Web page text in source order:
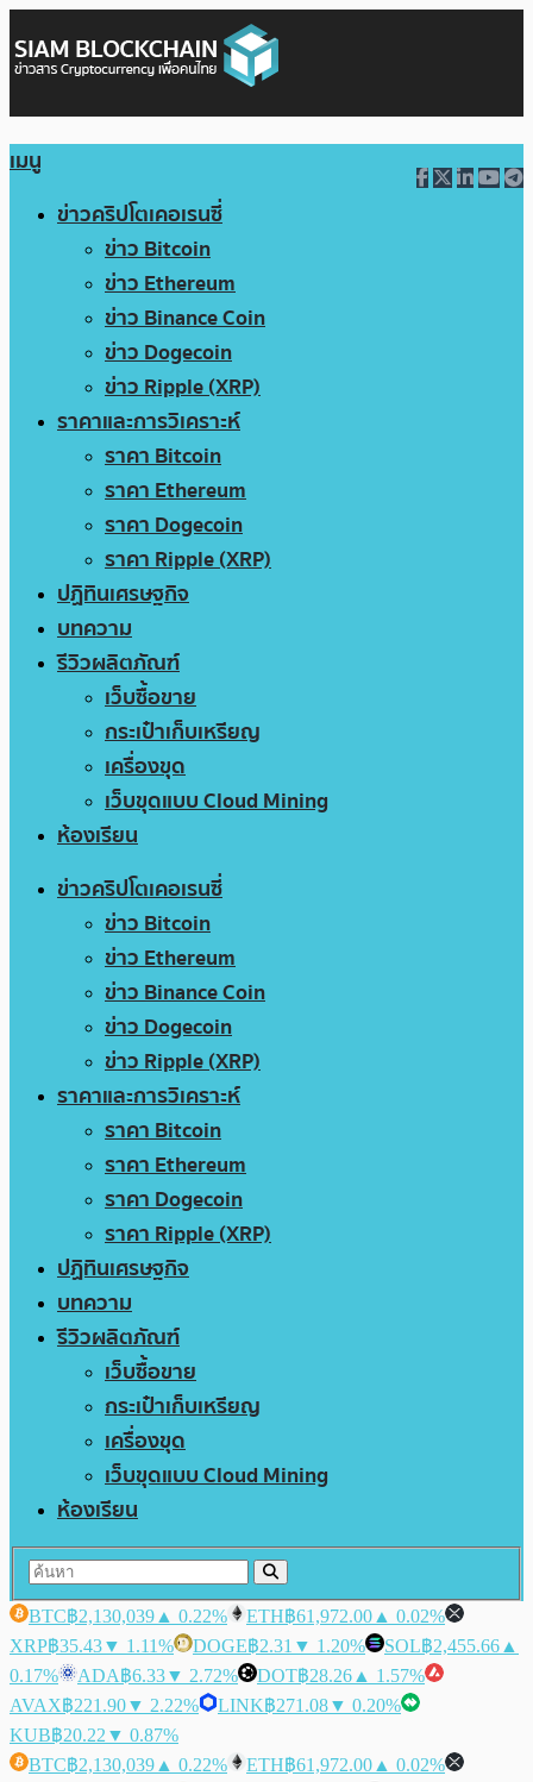
เมนู
ข่าวคริปโตเคอเรนซี่
ข่าว Bitcoin
ข่าว Ethereum
ข่าว Binance Coin
ข่าว Dogecoin
ข่าว Ripple (XRP)
ราคาและการวิเคราะห์
ราคา Bitcoin
ราคา Ethereum
ราคา Dogecoin
ราคา Ripple (XRP)
ปฏิทินเศรษฐกิจ
บทความ
รีวิวผลิตภัณฑ์
เว็บซื้อขาย
กระเป๋าเก็บเหรียญ
เครื่องขุด
เว็บขุดแบบ Cloud Mining
ห้องเรียน
ข่าวคริปโตเคอเรนซี่
ข่าว Bitcoin
ข่าว Ethereum
ข่าว Binance Coin
ข่าว Dogecoin
ข่าว Ripple (XRP)
ราคาและการวิเคราะห์
ราคา Bitcoin
ราคา Ethereum
ราคา Dogecoin
ราคา Ripple (XRP)
ปฏิทินเศรษฐกิจ
บทความ
รีวิวผลิตภัณฑ์
เว็บซื้อขาย
กระเป๋าเก็บเหรียญ
เครื่องขุด
เว็บขุดแบบ Cloud Mining
ห้องเรียน
BTC฿2,130,039 ▲ 0.22% ETH฿61,972.00 ▲ 0.02%
XRP฿35.43▼ 1.11% DOGE฿2.31 ▼ 1.20% SOL฿2,455.66 ▲
0.17%
ADA฿6.33▼ 2.72% DOT฿28.26 ▲ 1.57%
AVAX฿221.90▼ 2.22% LINK฿271.08▼ 0.20%
KUB฿20.22 ▼ 0.87%
BTC฿2,130,039 ▲ 0.22% ETH฿61,972.00 ▲ 0.02%